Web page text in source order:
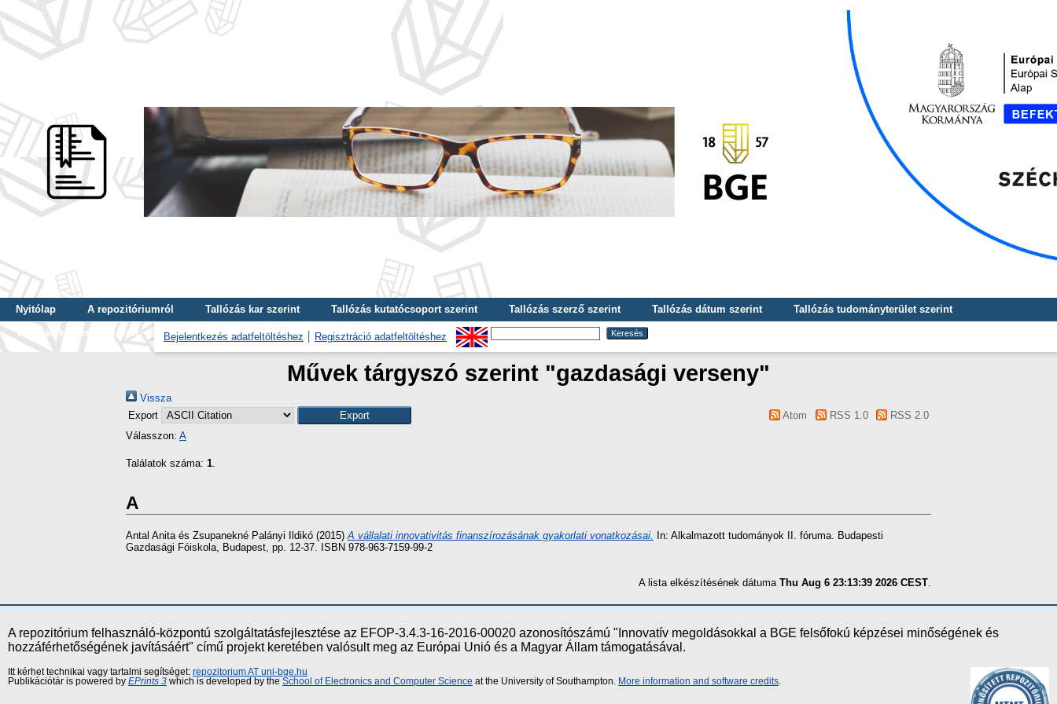
Nyitólap A repozitóriumról Tallózás kar szerint Tallózás kutatócsoport szerint Tallózás szerző szerint Tallózás dátum szerint
Tallózás tudományterület szerint
Tallózás kulcsszó szerint
Bejelentkezés adatfeltöltéshez Regisztráció adatfeltöltéshez
Művek tárgyszó szerint "gazdasági verseny"
Vissza
Export
Atom RSS 1.0
RSS 2.0
Válasszon: A
Találatok száma: 1.
A
Antal Anitaés Zsupanekné Palányi Ildikó (2015)A vállalati innovativitás finanszírozásának gyakorlati vonatkozásai.
In: Alkalmazott tudományok II. fóruma. Budapesti
Gazdasági Fóiskola, Budapest, pp. 12-37. ISBN 978-963-7159-99-2
A lista elkészítésének dátuma Thu Aug 6 23:13:39 2026 CEST.
A repozitórium felhasználó-központú szolgáltatásfejlesztése az EFOP-3.4.3-16-2016-00020 azonosítószámú "Innovatív megoldásokkal a BGE felsőfokú képzései minőségének és
hozzáférhetőségének javításáért" című projekt keretében valósult meg az Európai Unió és a Magyar Állam támogatásával.
Itt kérhet technikai vagy tartalmi segítséget: repozitorium AT uni-bge.hu
Publikációtár is powered by EPrints 3 which is developed by the School of Electronics and Computer Science at the University of Southampton. More information and software credits